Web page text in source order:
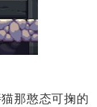
那憨态可掬的